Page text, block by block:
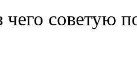
чего советую